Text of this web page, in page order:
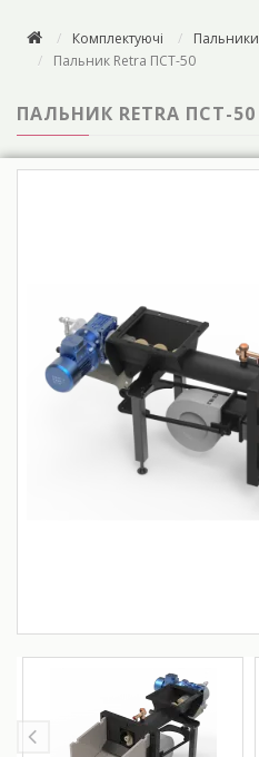
Комплектуючі Пальники
Пальник Retra ПСТ-50
ПАЛЬНИК RETRA ПСТ-50